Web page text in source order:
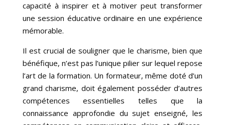
capacité à inspirer et à motiver peut transformer
une session éducative ordinaire en une expérience
mémorable.
Il est crucial de souligner que le charisme, bien que
bénéfique, n’est pas l’unique pilier sur lequel repose
l’art de la formation. Un formateur, même doté d’un
grand charisme, doit également posséder d’autres
compétences essentielles telles que la
connaissance approfondie du sujet enseigné, les